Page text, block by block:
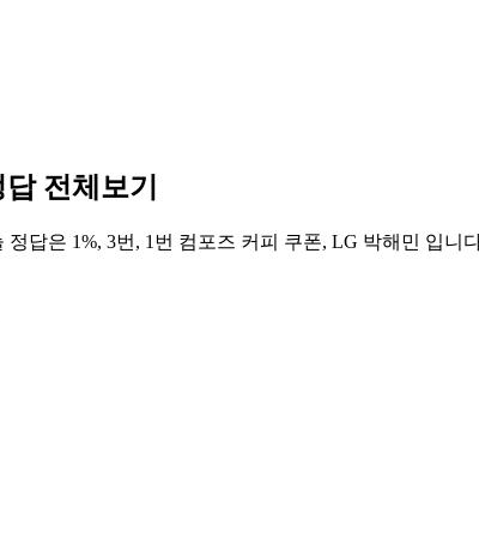
전체보기
답은 1%, 3번, 1번 컴포즈 커피 쿠폰, LG 박해민 입니